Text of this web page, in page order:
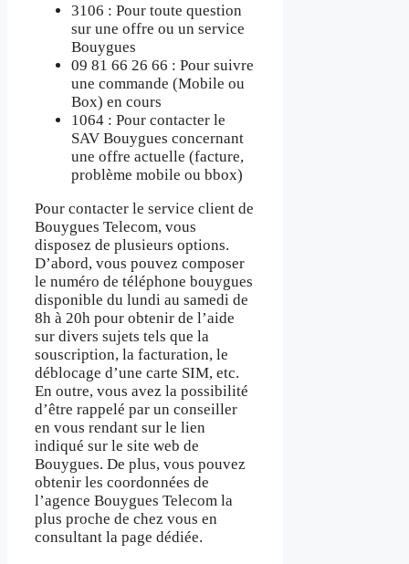
3106 : Pour toute question
sur une offre ou un service
Bouygues
09 81 66 26 66 : Pour suivre
une commande (Mobile ou
Box) en cours
1064 : Pour contacter le
SAV Bouygues concernant
une offre actuelle (facture,
problème mobile ou bbox)
Pour contacter le service client de
Bouygues Telecom, vous
disposez de plusieurs options.
D’abord, vous pouvez composer
le numéro de téléphone bouygues
disponible du lundi au samedi de
8h à 20h pour obtenir de l’aide
sur divers sujets tels que la
souscription, la facturation, le
déblocage d’une carte SIM, etc.
En outre, vous avez la possibilité
d’être rappelé par un conseiller
en vous rendant sur le lien
indiqué sur le site web de
Bouygues. De plus, vous pouvez
obtenir les coordonnées de
l’agence Bouygues Telecom la
plus proche de chez vous en
consultant la page dédiée.